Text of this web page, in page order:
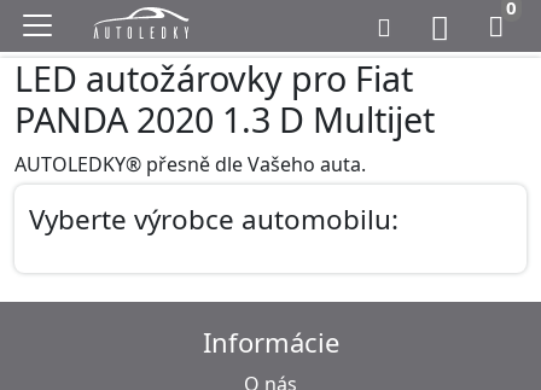
0
LED autožárovky pro Fiat
PANDA 2020 1.3 D Multijet
AUTOLEDKY® přesně dle Vašeho auta.
Vyberte výrobce automobilu:
Informácie
O nás